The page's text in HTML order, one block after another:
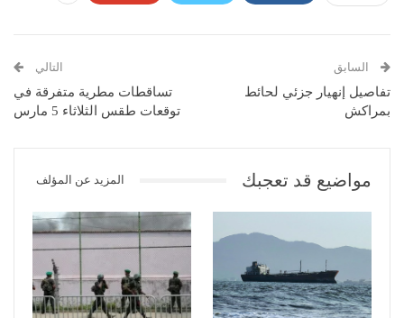
السابق
تفاصيل إنهيار جزئي لحائط
بمراكش
التالي
تساقطات مطرية متفرقة في
توقعات طقس الثلاثاء 5 مارس
مواضيع قد تعجبك المزيد عن المؤلف